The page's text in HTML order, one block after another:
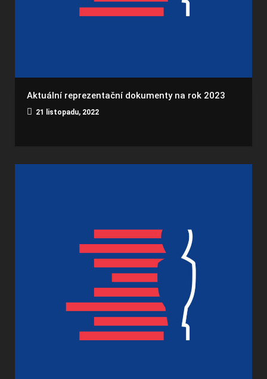
Aktuální reprezentační dokumenty na rok 2023
21 listopadu, 2022